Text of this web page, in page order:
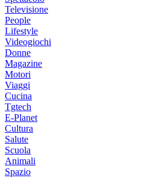
Televisione
People
Lifestyle
Videogiochi
Donne
Magazine
Motori
Viaggi
Cucina
Tgtech
E-Planet
Cultura
Salute
Scuola
Animali
Spazio